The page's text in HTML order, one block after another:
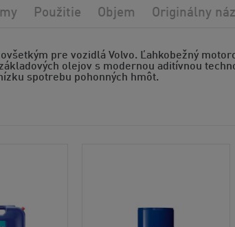
pre vozidlá Volvo. Ľahkobežný
olejov s modernou aditívnou
spotrebu pohonných hmôt.
Použitie Objem Originálny